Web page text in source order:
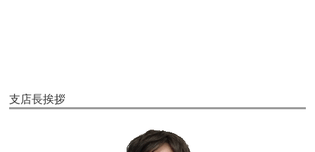
支店長挨拶